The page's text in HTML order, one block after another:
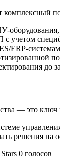
комплексный
оборудования,
учетом
ERP-
до
— это
решения на
0 голосов